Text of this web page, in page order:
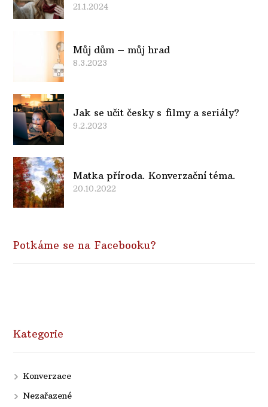
21.1.2024
Můj dům – můj hrad
8.3.2023
Jak se učit česky s filmy a seriály?
9.2.2023
Matka příroda. Konverzační téma.
20.10.2022
Potkáme se na Facebooku?
Kategorie
Konverzace
Nezařazené